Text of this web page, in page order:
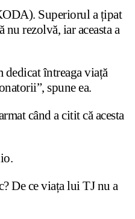
Superiorul a țipat
nu rezolvă, iar aceasta a
întreaga viață
spune ea.
când a citit că acesta
De ce viața lui TJ nu a